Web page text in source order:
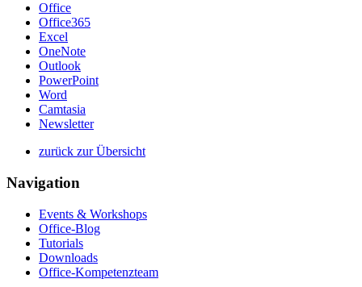
Office
Office365
Excel
OneNote
Outlook
PowerPoint
Word
Camtasia
Newsletter
zurück zur Übersicht
Navigation
Events & Workshops
Office-Blog
Tutorials
Downloads
Office-Kompetenzteam